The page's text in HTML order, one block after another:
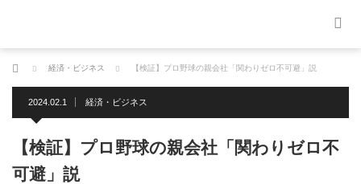
ホーム 経済・ビジネス 【検証】プロ野球の親会社「関わりゼロ不可避」説
2024.02.1 経済・ビジネス
【検証】プロ野球の親会社「関わりゼロ不
可避」説